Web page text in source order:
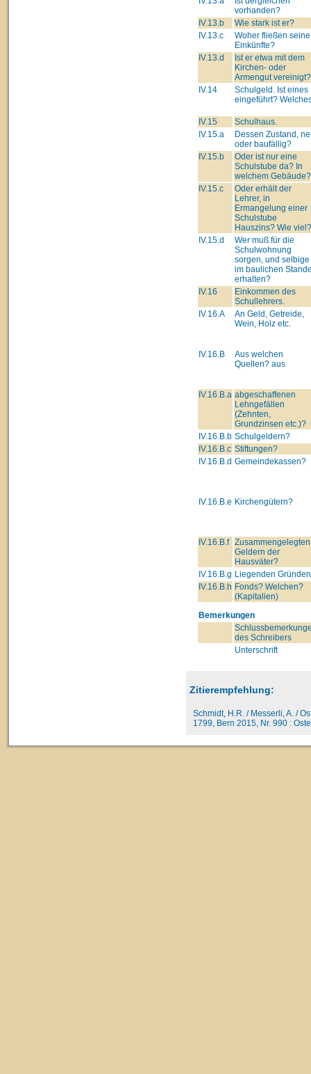
vorhanden?
IV.13.b
Wie stark ist er?
IV.13.c
Woher fließen seine
Einkünfte?
IV.13.d
Ist er etwa mit dem
Kirchen- oder
Armengut vereinigt?
IV.14
Schulgeld. Ist eines
eingeführt?
IV.15
Schulhaus.
IV.15.a
Dessen Zustand,
oder baufällig?
IV.15.b
Oder ist nur eine
Schulstube da? In
welchem Gebäude?
IV.15.c
Oder erhält der
Lehrer, in
Ermangelung einer
Schulstube
Hauszins? Wie viel?
IV.15.d
Wer muß für die
Schulwohnung
sorgen, und selbige
im baulichen
erhalten?
IV.16
Einkommen des
Schullehrers.
IV.16.A
An Geld, Getreide,
Wein, Holz etc.
IV.16.B
Aus welchen
Quellen? aus
IV.16.B.a abgeschaffenen
Lehngefällen
(Zehnten,
Grundzinsen etc.)?
IV.16.B.b Schulgeldern?
IV.16.B.c Stiftungen?
IV.16.B.d Gemeindekassen?
IV.16.B.e Kirchengütern?
IV.16.B.f Zusammengelegten
Geldern der
Hausväter?
IV.16.B.g Liegenden
IV.16.B.h Fonds? Welchen?
(Kapitalien)
Bemerkungen
des Schreibers
Unterschrift
Zitierempfehlung:
Schmidt, H.R. / Messerli, A. /
1799, Bern 2015, Nr. 990 :